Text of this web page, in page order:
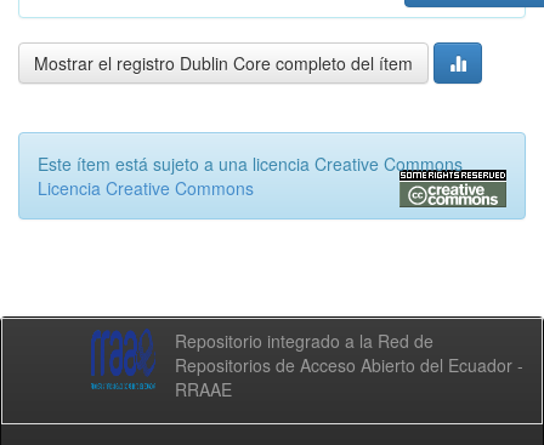
Mostrar el registro Dublin Core completo del ítem
Este ítem está sujeto a una licencia Creative Commons
Licencia Creative Commons
Repositorio integrado a la Red de
Repositorios de Acceso Abierto del Ecuador -
RRAAE